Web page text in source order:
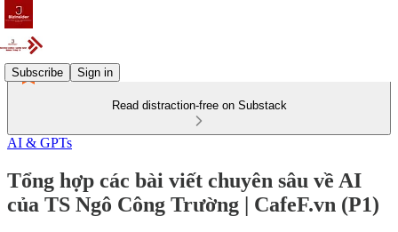
Subscribe Sign in
Read distraction-free on Substack
AI & GPTs
Tổng hợp các bài viết chuyên sâu về AI
của TS Ngô Công Trường | CafeF.vn (P1)